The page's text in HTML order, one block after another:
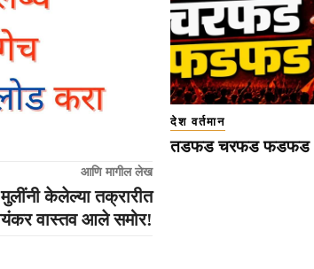
आणि मागील लेख
केलेल्या तक्रारीत
वास्तव आले समोर!
देश वर्तमान
तडफड चरफड फडफड